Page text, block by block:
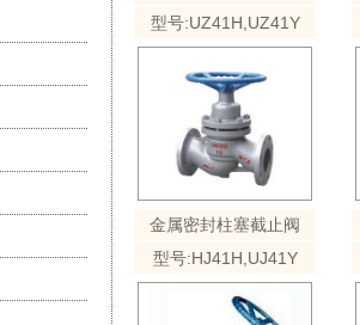
型号:UZ41H,UZ41Y
金属密封柱塞截止阀
型号:HJ41H,UJ41Y